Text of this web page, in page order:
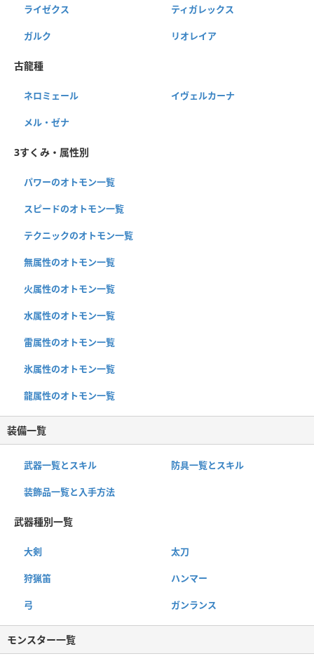
ライゼクス ティガレックス
ガルク リオレイア
古龍種
ネロミェール イヴェルカーナ
メル・ゼナ
3すくみ・属性別
パワーのオトモン一覧
スピードのオトモン一覧
テクニックのオトモン一覧
無属性のオトモン一覧
火属性のオトモン一覧
水属性のオトモン一覧
雷属性のオトモン一覧
氷属性のオトモン一覧
龍属性のオトモン一覧
装備一覧
武器一覧とスキル 防具一覧とスキル
装飾品一覧と入手方法
武器種別一覧
大剣 太刀
狩猟笛 ハンマー
弓 ガンランス
モンスター一覧